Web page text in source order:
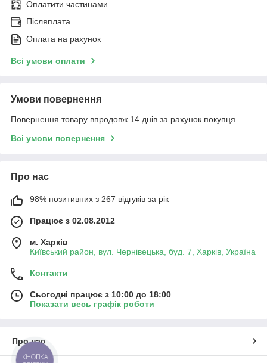
Оплатити частинами
Післяплата
Оплата на рахунок
Всі умови оплати
Умови повернення
Повернення товару впродовж 14 днів за рахунок покупця
Всі умови повернення
Про нас
98% позитивних з 267 відгуків за рік
Працює з 02.08.2012
м. Харків
Київський район, вул. Чернівецька, буд. 7, Харків, Україна
Контакти
Сьогодні працює з 10:00 до 18:00
Показати весь графік роботи
Про нас
КНОПКА